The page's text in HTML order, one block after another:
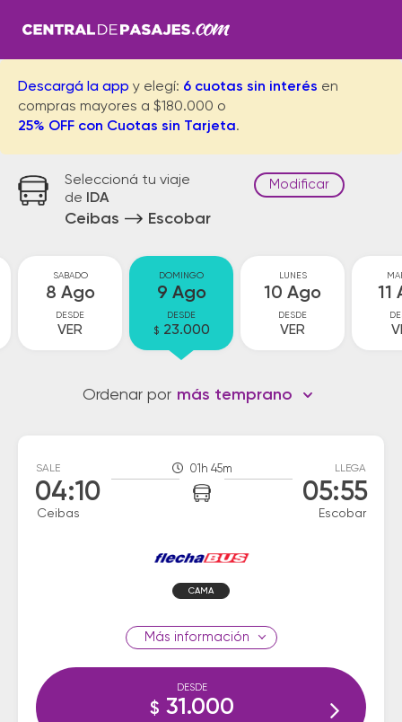
Descargá la app y elegí: 6 cuotas sin interés en
compras mayores a $180.000 o
25% OFF con Cuotas sin Tarjeta.
Seleccioná tu viaje
de
IDA
Ceibas Escobar
Modificar
SABADO
8 Ago
DESDE
VER
DOMINGO
9 Ago
DESDE
$ 23.000
LUNES
10 Ago
DESDE
VER
11
Ordenar por más temprano
SALE
04:10
Ceibas
01h 45m LLEGA
05:55
Escobar
CAMA
información
DESDE
$ 31.000